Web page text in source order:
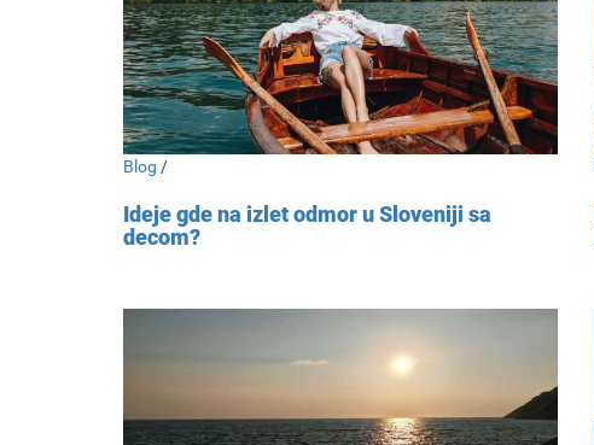
Blog /
Ideje gde na izlet odmor u Sloveniji sa
decom?